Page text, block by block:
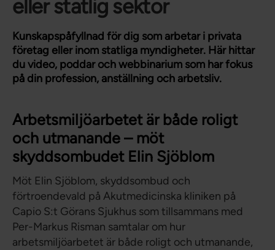
eller statlig sektor
Kunskapspåfyllnad för dig som arbetar i privata
företag eller inom statliga myndigheter. Här hittar
du video, poddar och webbinarium som har fokus
på din profession, anställning och arbetsliv.
Arbetsmiljöarbetet är både roligt
och utmanande – möt
skyddsombudet Elin Sjöblom
Möt Elin Sjöblom, skyddsombud och
förtroendevald på Akutmedicinska kliniken på
Capio S:t Görans Sjukhus som tillsammans med
Per-Markus Risman samtalar om hur
arbetsmiljöarbetet är både roligt och utmanande,